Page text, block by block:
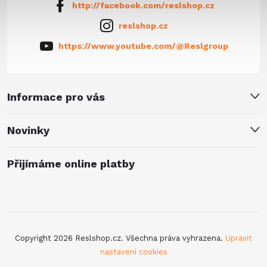
Informace pro vás
Novinky
http://facebook.com/reslshop.cz
reslshop.cz
https://www.youtube.com/@Reslgroup
Přijímáme online platby
Copyright 2026 Reslshop.cz. Všechna práva vyhrazena. Upravit
nastavení cookies